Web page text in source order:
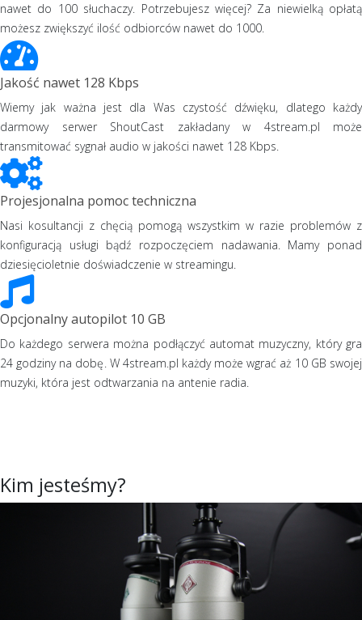
nawet do 100 słuchaczy. Potrzebujesz więcej? Za niewielką opłatą
możesz zwiększyć ilość odbiorców nawet do 1000.
Jakość nawet 128 Kbps
Wiemy jak ważna jest dla Was czystość dźwięku, dlatego każdy
darmowy serwer ShoutCast zakładany w 4stream.pl może
transmitować sygnał audio w jakości nawet 128 Kbps.
Projesjonalna pomoc techniczna
Nasi kosultancji z chęcią pomogą wszystkim w razie problemów z
konfiguracją usługi bądź rozpoczęciem nadawania. Mamy ponad
dziesięcioletnie doświadczenie w streamingu.
Opcjonalny autopilot 10 GB
Do każdego serwera można podłączyć automat muzyczny, który gra
24 godziny na dobę. W 4stream.pl każdy może wgrać aż 10 GB swojej
muzyki, która jest odtwarzania na antenie radia.
Kim jesteśmy?